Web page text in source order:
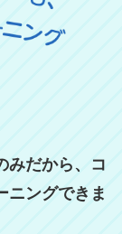
みだから、コ
ニングできま